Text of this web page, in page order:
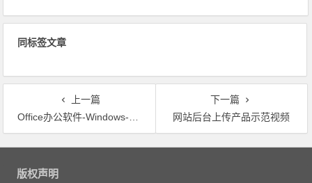
同标签文章
上一篇
Office办公软件-Windows-Mac常用快捷键
下一篇
网站后台上传产品示范视频
文
版权声明